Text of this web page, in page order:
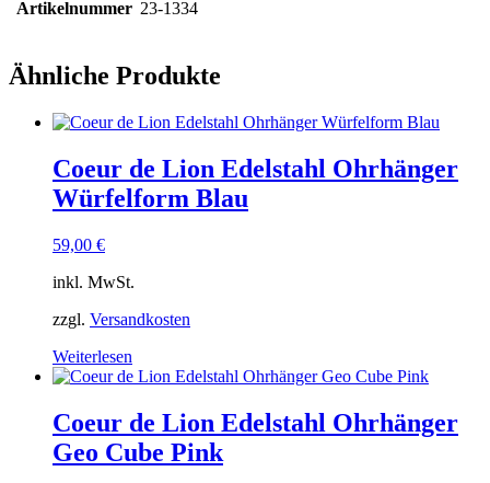
Artikelnummer 23-1334
Ähnliche Produkte
Coeur de Lion Edelstahl Ohrhänger
Würfelform Blau
59,00 €
inkl. MwSt.
zzgl. Versandkosten
Weiterlesen
Coeur de Lion Edelstahl Ohrhänger
Geo Cube Pink